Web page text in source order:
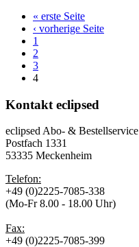
« erste Seite
‹ vorherige Seite
1
2
3
4
Kontakt eclipsed
eclipsed Abo- & Bestellservice
Postfach 1331
53335 Meckenheim
Telefon:
+49 (0)2225-7085-338
(Mo-Fr 8.00 - 18.00 Uhr)
Fax:
+49 (0)2225-7085-399